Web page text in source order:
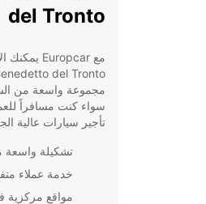
del Tronto
مجموعة واسعة من
تأجير سيارات عالية
تشكيلة واسعة
خدمة عملاء